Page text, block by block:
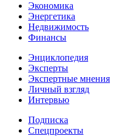
Экономика
Энергетика
Недвижимость
Финансы
Энциклопедия
Эксперты
Экспертные мнения
Личный взгляд
Интервью
Подписка
Спецпроекты